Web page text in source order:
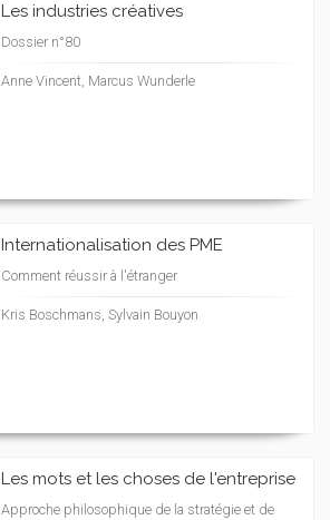
Les industries créatives
Dossier n°80
Anne Vincent, Marcus Wunderle
Internationalisation des PME
Comment réussir à l'étranger
Kris Boschmans, Sylvain Bouyon
Les mots et les choses de l'entreprise
Approche philosophique de la stratégie et de